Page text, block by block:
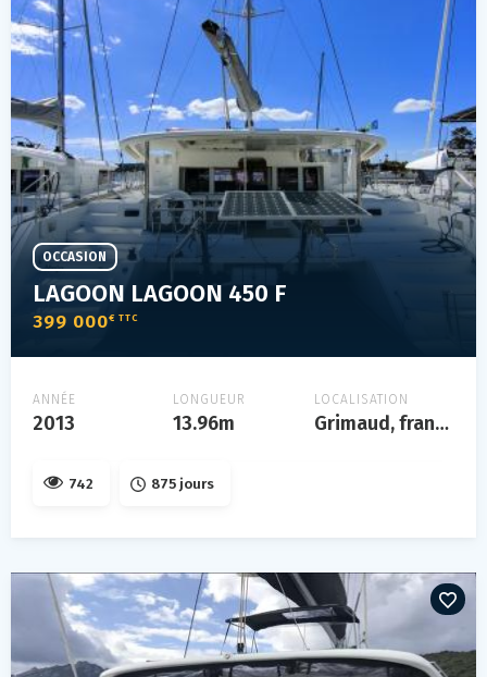
LAGOON LAGOON 450 F
399 000€ TTC
OCCASION
ANNÉE
2013
LONGUEUR
13.96m
LOCALISATION
Grimaud, france méditerranée
742 875 jours